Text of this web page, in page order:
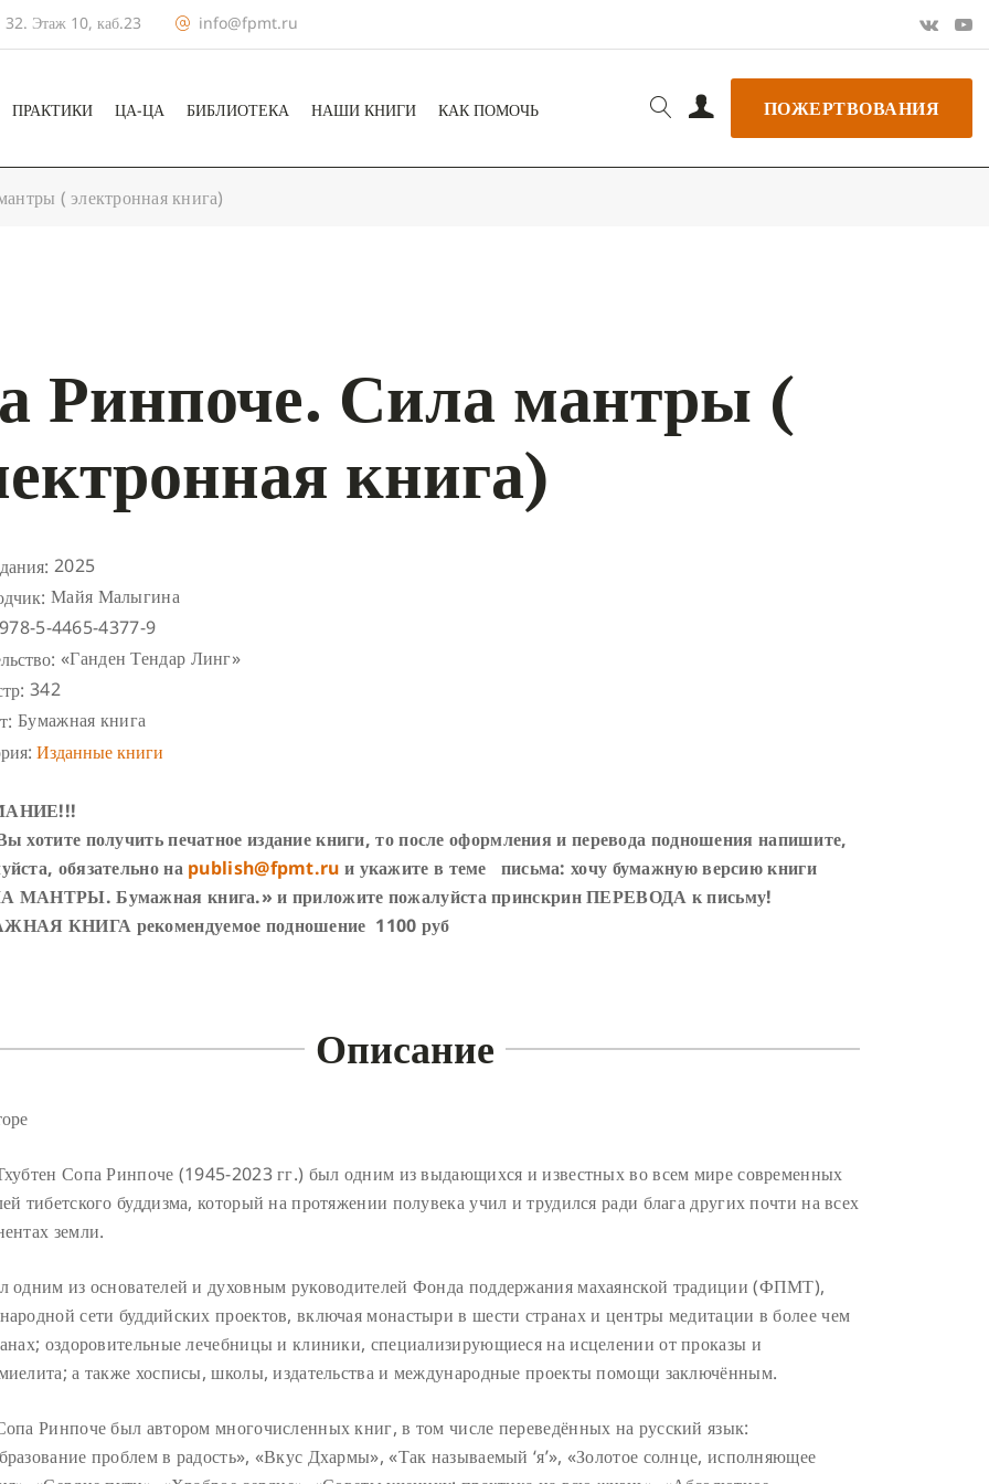
32. Этаж 10, каб.23 info@fpmt.ru
ПРАКТИКИ ЦА-ЦА БИБЛИОТЕКА НАШИ КНИГИ КАК ПОМОЧЬ ПОЖЕРТВОВАНИЯ
( электронная книга)
Ринпоче. Сила мантры (
книга)
2025
Майя Малыгина
978-5-4465-4377-9
«Ганден Тендар Линг»
342
Бумажная книга
Изданные книги
хотите получить печатное издание книги, то после оформления и перевода подношения напишите,
обязательно на publish@fpmt.ru и укажите в теме письма: хочу бумажную версию книги
МАНТРЫ. Бумажная книга.» и приложите пожалуйста принскрин ПЕРЕВОДА к письму!
КНИГА рекомендуемое подношение 1100 руб
Описание
Сопа Ринпоче (1945-2023 гг.) был одним из выдающихся и известных во всем мире современных
тибетского буддизма, который на протяжении полувека учил и трудился ради блага других почти на всех
земли.
одним из основателей и духовным руководителей Фонда поддержания махаянской традиции (ФПМТ),
сети буддийских проектов, включая монастыри в шести странах и центры медитации в более чем
оздоровительные лечебницы и клиники, специализирующиеся на исцелении от проказы и
а также хосписы, школы, издательства и международные проекты помощи заключённым.
Ринпоче был автором многочисленных книг, в том числе переведённых на русский язык:
проблем в радость», «Вкус Дхармы», «Так называемый ‘я’», «Золотое солнце, исполняющее